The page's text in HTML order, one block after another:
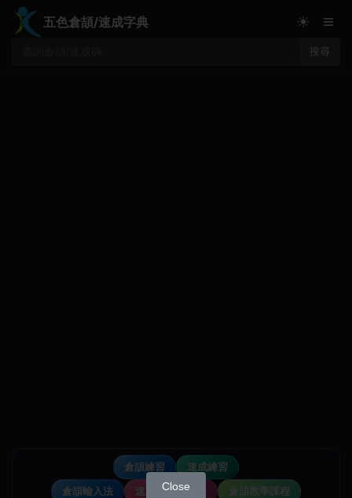
五色倉頡/速成字典
搜尋
☀ ≡
倉頡練習
速成練習
倉頡輸入法
速成輸入法教學
倉頡教學課程
Close